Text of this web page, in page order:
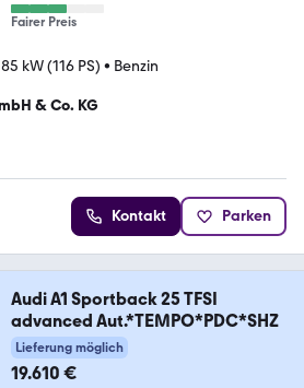
Fairer Preis
85 kW (116 PS) • Benzin
Tiemeyer automobile GmbH & Co. KG
Kontakt Parken
Audi A1 Sportback 25 TFSI
advanced Aut.*TEMPO*PDC*SHZ
Lieferung möglich
19.610 €